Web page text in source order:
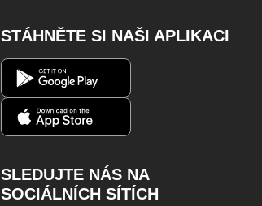
STÁHNĚTE SI NAŠI APLIKACI
SLEDUJTE NÁS NA
SOCIÁLNÍCH SÍTÍCH